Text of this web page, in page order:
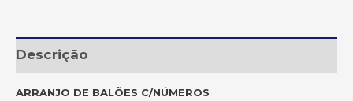
Descrição
ARRANJO DE BALÕES C/NÚMEROS